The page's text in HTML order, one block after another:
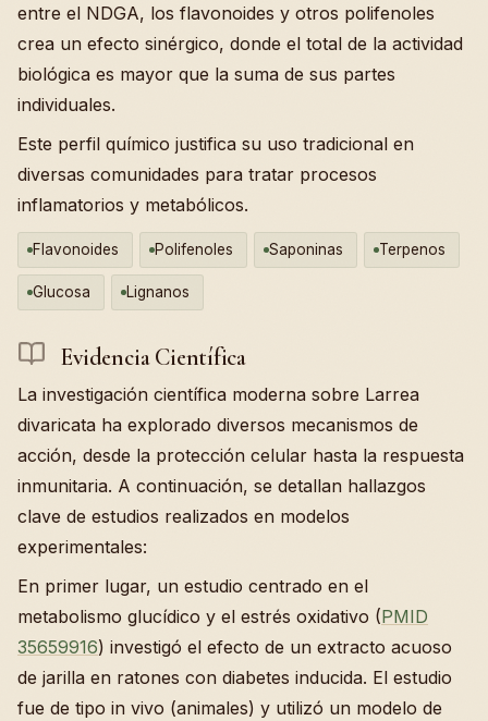
entre el NDGA, los flavonoides y otros polifenoles
crea un efecto sinérgico, donde el total de la actividad
biológica es mayor que la suma de sus partes
individuales.
Este perfil químico justifica su uso tradicional en
diversas comunidades para tratar procesos
inflamatorios y metabólicos.
Flavonoides Polifenoles Saponinas Terpenos
Glucosa Lignanos
Evidencia Científica
La investigación científica moderna sobre Larrea
divaricata ha explorado diversos mecanismos de
acción, desde la protección celular hasta la respuesta
inmunitaria. A continuación, se detallan hallazgos
clave de estudios realizados en modelos
experimentales:
En primer lugar, un estudio centrado en el
metabolismo glucídico y el estrés oxidativo (PMID
35659916) investigó el efecto de un extracto acuoso
de jarilla en ratones con diabetes inducida. El estudio
fue de tipo in vivo (animales) y utilizó un modelo de